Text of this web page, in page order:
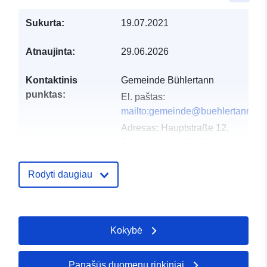
Sukurta: 19.07.2021
Atnaujinta: 29.06.2026
Kontaktinis
punktas:
Gemeinde Bühlertann
El. paštas:
mailto:gemeinde@buehlertann.de
Adresas: Hauptstraße 12,
Katalogo įrašas:
Atnaujinta informacija apie
30 July 2026
Rodyti daugiau
Kokybė